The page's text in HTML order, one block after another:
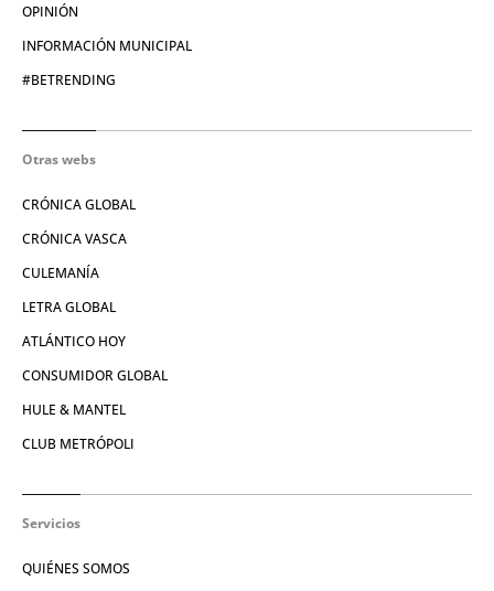
OPINIÓN
INFORMACIÓN MUNICIPAL
#BETRENDING
Otras webs
CRÓNICA GLOBAL
CRÓNICA VASCA
CULEMANÍA
LETRA GLOBAL
ATLÁNTICO HOY
CONSUMIDOR GLOBAL
HULE & MANTEL
CLUB METRÓPOLI
Servicios
QUIÉNES SOMOS